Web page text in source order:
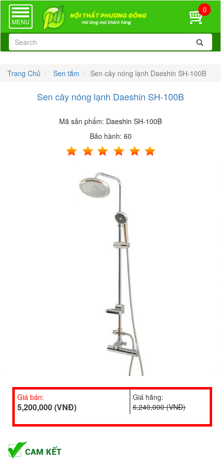
TOGGLE
NAVIGATION
MENU
0
Trang Chủ Sen tắm Sen cây nóng lạnh Daeshin SH-100B
Sen cây nóng lạnh Daeshin SH-100B
Mã sản phẩm: Daeshin SH-100B
Bảo hành: 60
Giá bán:
5,200,000 (VNĐ)
Giá hãng:
6,240,000 (VNĐ)